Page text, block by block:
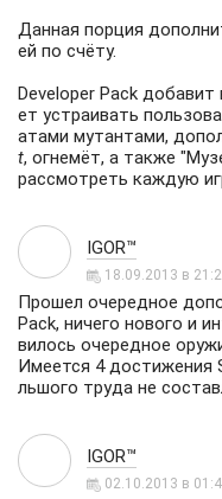
Данная порция
ей по счёту.
Developer Pack
ет устраивать
атами мутантами,
t, огнемёт, а также
рассмотреть каждую
IGOR™
18.09.2013 в
Прошел очередное
Pack, ничего нового и
вилось очередное
Имеется 4 достижения
льшого труда не
IGOR™
02.10.2013 в